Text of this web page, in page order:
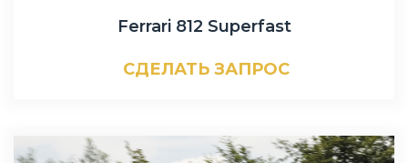
Ferrari 812 Superfast
СДЕЛАТЬ ЗАПРОС